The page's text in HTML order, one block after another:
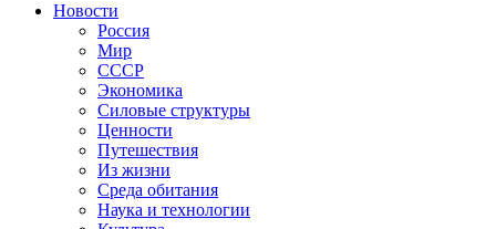
Новости
Россия
Мир
СССР
Экономика
Силовые структуры
Ценности
Путешествия
Из жизни
Среда обитания
Наука и технологии